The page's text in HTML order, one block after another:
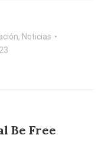
, Noticias
Be Free